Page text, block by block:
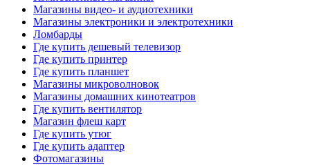
Магазины видео- и аудиотехники
Магазины электроники и электротехники
Ломбарды
Где купить дешевый телевизор
Где купить принтер
Где купить планшет
Магазины микроволновок
Магазины домашних кинотеатров
Где купить вентилятор
Магазин флеш карт
Где купить утюг
Где купить адаптер
Фотомагазины